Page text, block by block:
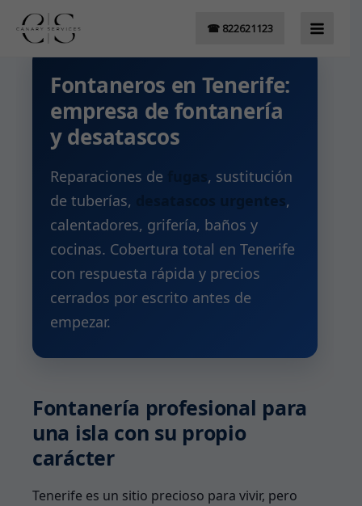
contenido
☎ 822621123
Fontaneros en Tenerife:
empresa de fontanería
y desatascos
Reparaciones de
, sustitución
de tuberías,
desatascos urgentes,
calentadores, grifería, baños y
cocinas. Cobertura total en Tenerife
con respuesta rápida y precios
cerrados por escrito antes de
empezar.
Fontanería profesional para
una isla con su propio
carácter
Tenerife es un sitio precioso para vivir, pero